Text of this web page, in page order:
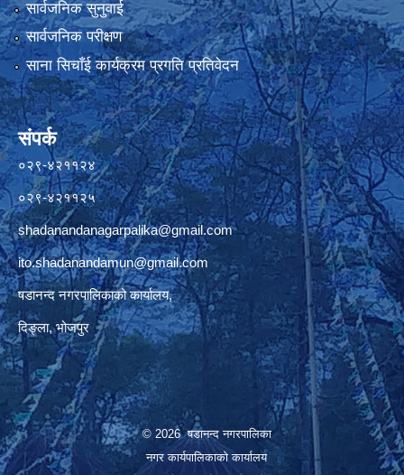
सार्वजनिक सुनुवाई
सार्वजनिक परीक्षण
साना सिचाँई कार्यक्रम प्रगति प्रतिवेदन
संपर्क
०२९-४२११२४
०२९-४२११२५
shadanandanagarpalika@gmail.com
ito.shadanandamun@gmail.com
षडानन्द नगरपालिकाको कार्यालय,
दिङ्ला, भोजपुर
© 2026 षडानन्द नगरपालिका
नगर कार्यपालिकाको कार्यालय